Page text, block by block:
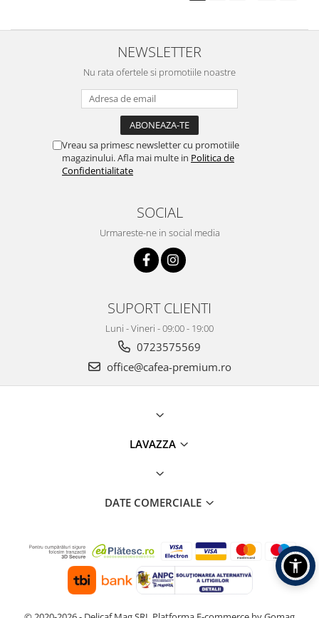
NEWSLETTER
Nu rata ofertele si promotiile noastre
Vreau sa primesc newsletter cu promotiile
magazinului. Afla mai multe in Politica de
Confidentialitate
SOCIAL
Urmareste-ne in social media
SUPORT CLIENTI
Luni - Vineri - 09:00 - 19:00
0723575569
office@cafea-premium.ro
LAVAZZA
DATE COMERCIALE